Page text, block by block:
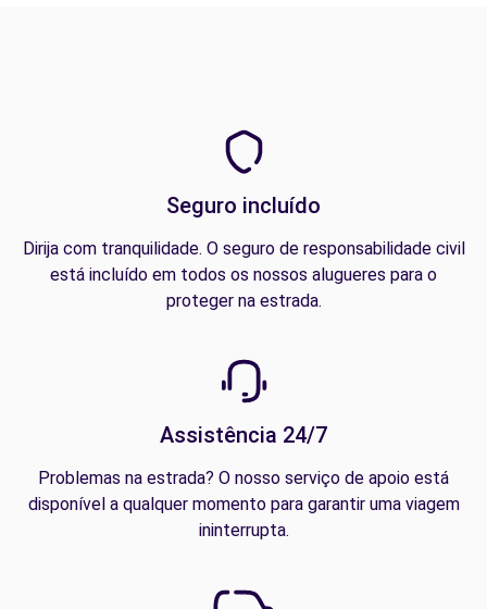
Seguro incluído
Dirija com tranquilidade. O seguro de responsabilidade civil
está incluído em todos os nossos alugueres para o
proteger na estrada.
Assistência 24/7
Problemas na estrada? O nosso serviço de apoio está
disponível a qualquer momento para garantir uma viagem
ininterrupta.